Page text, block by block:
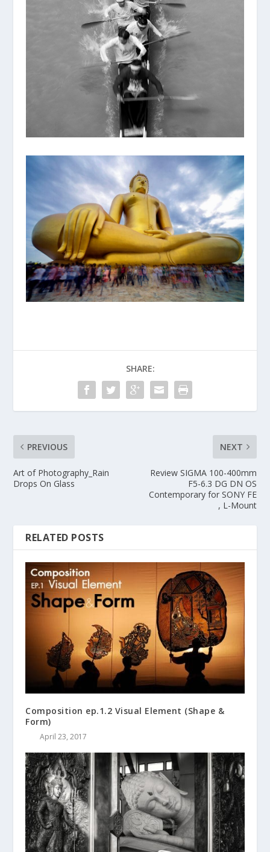
SHARE:
PREVIOUS
Art of Photography_Rain
Drops On Glass
NEXT
Review SIGMA 100-400mm
F5-6.3 DG DN OS
Contemporary for SONY FE
, L-Mount
RELATED POSTS
Composition ep.1.2 Visual Element (Shape &
Form)
April 23, 2017